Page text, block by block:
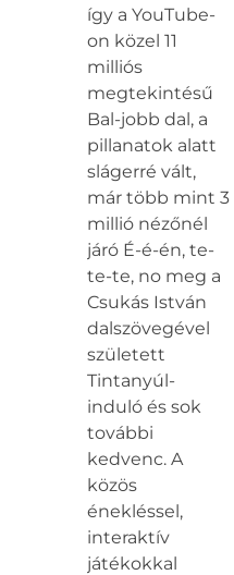
így a YouTube-
on közel 11
milliós
megtekintésű
Bal-jobb dal, a
pillanatok alatt
slágerré vált,
már több mint 3
millió nézőnél
járó É-é-én, te-
te-te, no meg a
Csukás István
dalszövegével
született
Tintanyúl-
induló és sok
további
kedvenc. A
közös
énekléssel,
interaktív
játékokkal